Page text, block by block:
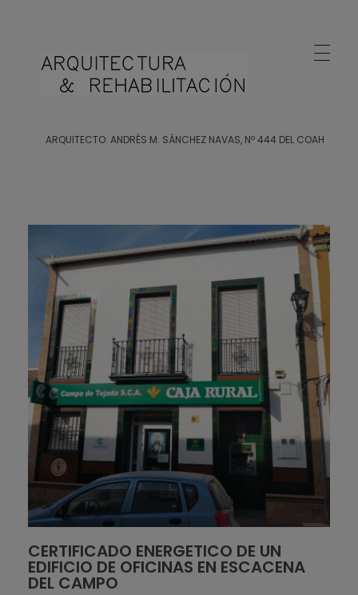
ARQUITECTO: ANDRÉS M. SÁNCHEZ NAVAS, Nº 444 DEL COAH
CERTIFICADO ENERGETICO DE UN
EDIFICIO DE OFICINAS EN ESCACENA
DEL CAMPO